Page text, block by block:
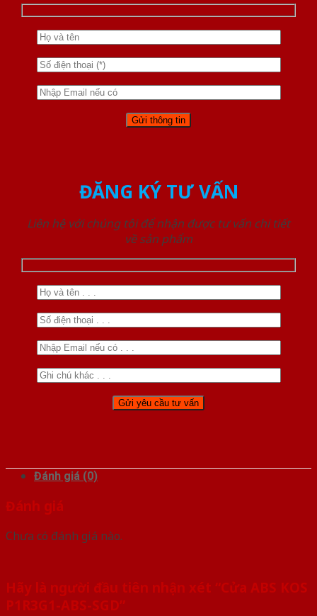
ĐĂNG KÝ TƯ VẤN
Liên hệ với chúng tôi để nhận được tư vấn chi tiết
về sản phẩm
Đánh giá (0)
Đánh giá
Chưa có đánh giá nào.
Hãy là người đầu tiên nhận xét “Cửa ABS KOS
P1R3G1-ABS-SGD”